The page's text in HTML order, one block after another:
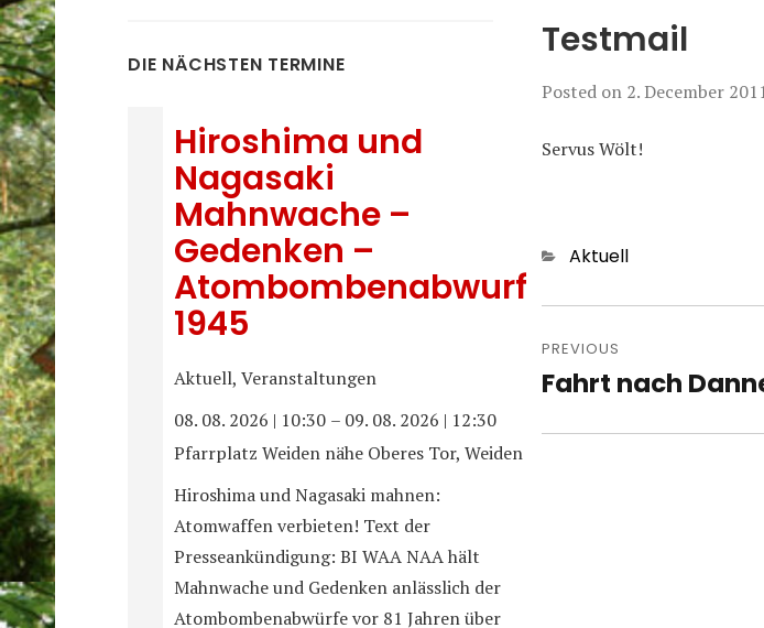
Testmail
Posted on 2. December
Servus Wölt!
Categories
Aktuell
Post
navigation
PREVIOUS
Previous
Fahrt nach
DIE NÄCHSTEN TERMINE
Hiroshima und
Nagasaki
Mahnwache –
Gedenken –
Atombombenabwurf
1945
Aktuell, Veranstaltungen
08. 08. 2026 | 10:30 – 09. 08. 2026 | 12:30
Pfarrplatz Weiden nähe Oberes Tor, Weiden
Hiroshima und Nagasaki mahnen:
Atomwaffen verbieten! Text der
Presseankündigung: BI WAA NAA hält
Mahnwache und Gedenken anlässlich der
Atombombenabwürfe vor 81 Jahren über